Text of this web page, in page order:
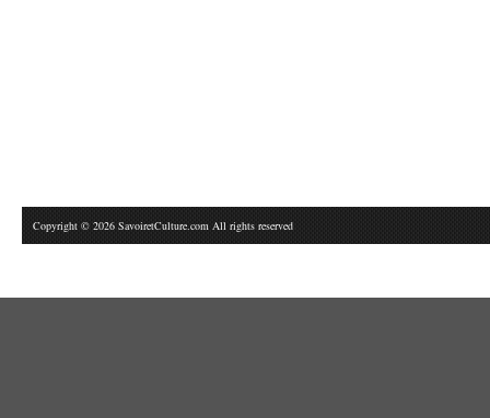
Copyright © 2026 SavoiretCulture.com All rights reserved